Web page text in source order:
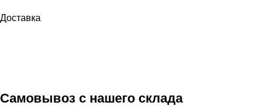
Доставка
Самовывоз с нашего склада